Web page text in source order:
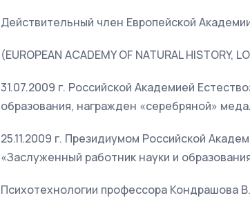
Действительный член Европейской
(EUROPEAN ACADEMY OF NATURAL
31.07.2009 г. Российской Академией
образования, награжден «серебряной»
25.11.2009 г. Президиумом Российской
«Заслуженный работник науки и
Психотехнологии профессора Кондрашова